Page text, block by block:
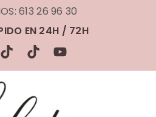
613 26 96 30
EN 24H / 72H